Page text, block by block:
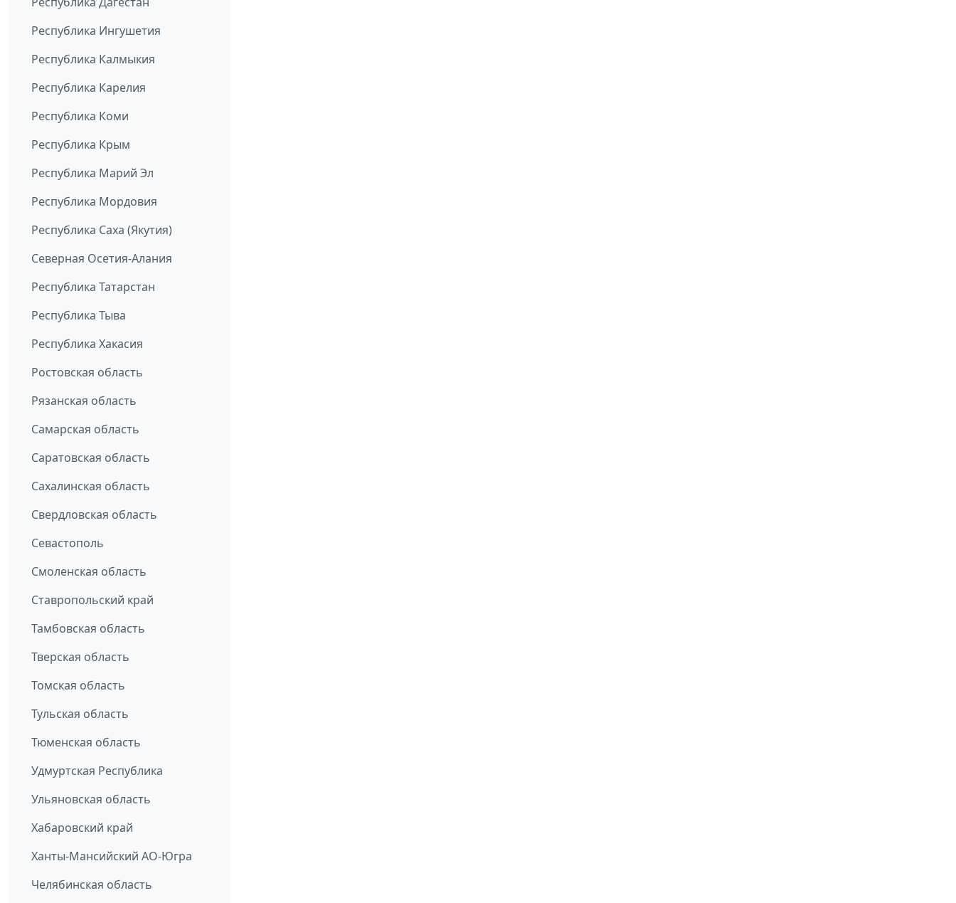
Республика Ингушетия
Республика Калмыкия
Республика Карелия
Республика Коми
Республика Крым
Республика Марий Эл
Республика Мордовия
Республика Саха (Якутия)
Северная Осетия-Алания
Республика Татарстан
Республика Тыва
Республика Хакасия
Ростовская область
Рязанская область
Самарская область
Саратовская область
Сахалинская область
Свердловская область
Севастополь
Смоленская область
Ставропольский край
Тамбовская область
Тверская область
Томская область
Тульская область
Тюменская область
Удмуртская Республика
Ульяновская область
Хабаровский край
Ханты-Мансийский АО-Югра
Челябинская область